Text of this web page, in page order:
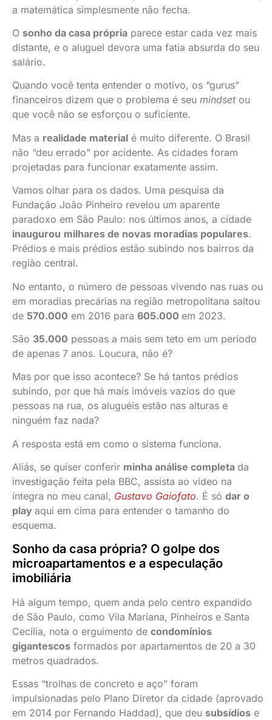
História
Geral
Teoria
Ideologia
Geopolítica
Política
e
Sobre
Mim
a matemática simplesmente não fecha.
O sonho da casa própria parece estar cada vez mais
distante, e o aluguel devora uma fatia absurda do seu
salário.
Quando você tenta entender o motivo, os “gurus”
financeiros dizem que o problema é seu mindsetou
que você não se esforçou o suficiente.
Mas a realidade material é muito diferente. O Brasil
não “deu errado” por acidente. As cidades foram
projetadas para funcionar exatamente assim.
Vamos olhar para os dados. Uma pesquisa da
Fundação João Pinheiro revelou um aparente
paradoxo em São Paulo: nos últimos anos, a cidade
inaugurou milhares de novas moradias populares.
Prédios e mais prédios estão subindo nos bairros da
região central.
No entanto, o número de pessoas vivendo nas ruas ou
em moradias precárias na região metropolitana saltou
de 570.000 em 2016 para 605.000 em 2023.
São 35.000 pessoas a mais sem teto em um período
de apenas 7 anos. Loucura, não é?
Mas por que isso acontece? Se há tantos prédios
subindo, por que há mais imóveis vazios do que
pessoas na rua, os aluguéis estão nas alturas e
ninguém faz nada?
A resposta está em como o sistema funciona.
Aliás, se quiser conferir minha análise completa da
investigação feita pela BBC, assista ao vídeo na
íntegra no meu canal, Gustavo Gaiofato. É só dar o
play aqui em cima para entender o tamanho do
esquema.
Sonho da casa própria? O golpe dos
microapartamentos e a especulação
imobiliária
Há algum tempo, quem anda pelo centro expandido
de São Paulo, como Vila Mariana, Pinheiros e Santa
Cecília, nota o erguimento de condomínios
gigantescos formados por apartamentos de 20 a 30
metros quadrados.
Essas “trolhas de concreto e aço” foram
impulsionadas pelo Plano Diretor da cidade (aprovado
em 2014 por Fernando Haddad), que deu subsídios e